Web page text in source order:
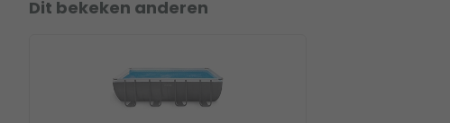
Dit bekeken anderen